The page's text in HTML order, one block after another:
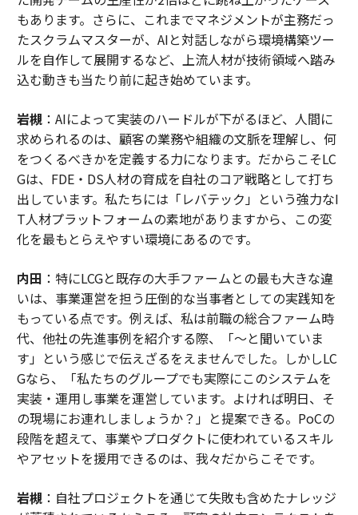
もあります。さらに、これまでマネジメントが主務だっ
たスクラムマスターが、AIと対話しながら環境構築ツー
ルを自作して展開するなど、上流人材が技術領域へ踏み
込む動きも当たり前に起き始めています。
岩槻：AIによって実装のハードルが下がるほど、人間に
求められるのは、顧客の業務や組織の文脈を理解し、何
をつくるべきかを定義する力になります。だからこそLC
Gは、FDE・DS人材の育成を自社のコア戦略として打ち
出しています。私たちには「レバテック」という強力なI
T人材プラットフォームの素地がありますから、この変
化を最もとらえやすい環境にあるのです。
内田 ：特にLCGと既存の大手ファームとの最も大きな違
いは、事業運営を担う圧倒的な当事者としての実践知を
もっている点です。例えば、私は前職の総合ファーム時
代、他社の先進事例を紹介する際、「〜と聞いていま
す」という感じで伝えざるをえませんでした。しかしLC
Gなら、「私たちのグループでも実際にこのシステムを
実装・運用し事業を運営しています。よければ明日、そ
の現場にお連れしましょうか？」と提案できる。PoCの
段階を超えて、事業やプロダクトに使われているスキル
やアセットを援用できるのは、我々だからこそです。
岩槻：自社プロジェクトを通じて失敗も含めたナレッジ